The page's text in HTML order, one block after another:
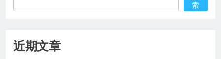
索
近期文章